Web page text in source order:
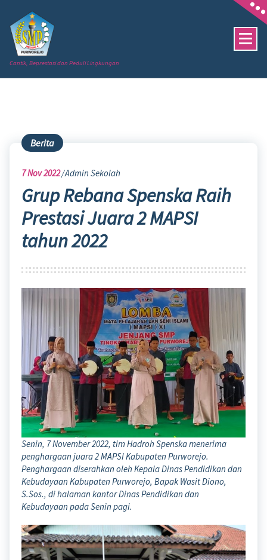
content
Cantik, Beprestasi dan Peduli Lingkungan
Berita
7Nov 2022 Admin Sekolah
Grup Rebana Spenska Raih
Prestasi Juara 2 MAPSI
tahun 2022
Senin, 7 November 2022, tim Hadroh Spenska menerima
penghargaan juara 2 MAPSI Kabupaten Purworejo.
Penghargaan diserahkan oleh Kepala Dinas Pendidikan dan
Kebudayaan Kabupaten Purworejo, Bapak Wasit Diono,
S.Sos., di halaman kantor Dinas Pendidikan dan
Kebudayaan pada Senin pagi.